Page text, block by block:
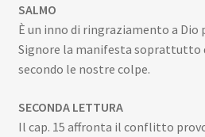
SALMO
È un inno di ringraziamento a Dio
Signore la manifesta soprattutto
secondo le nostre colpe.
SECONDA LETTURA
Il cap. 15 affronta il conflitto